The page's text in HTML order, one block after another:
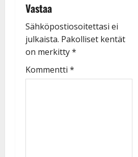
Vastaa
Sähköpostiosoitettasi ei
julkaista. Pakolliset kentät
on merkitty*
Kommentti *